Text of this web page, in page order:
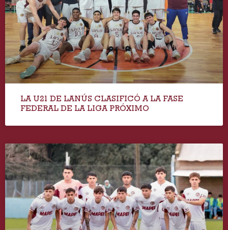
LA U21 DE LANÚS CLASIFICÓ A LA FASE
FEDERAL DE LA LIGA PRÓXIMO